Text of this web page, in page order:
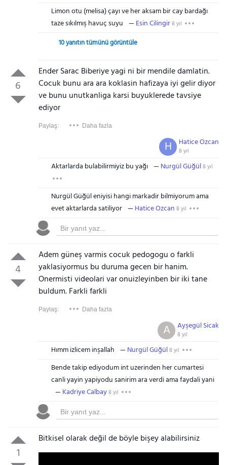
Limon otu (melisa) çayı ve her aksam bir cay bardağı
taze sıkılmış havuç suyu
Esin Cilingir8 yıl
10 yanıtın tümünü görüntüle
6
Ender Sarac Biberiye yagi ni bir mendile damlatin.
Cocuk bunu ara ara koklasin hafizaya iyi gelir diyor
ve bunu unutkanliga karsi buyuklerede tavsiye
ediyor
Paylaş: Daha fazla
Hatice Ozcan
8 yıl
H
Aktarlarda bulabilirmiyiz bu yağı Nurgül Güğül8 yıl
Nurgül Güğül eniyisi hangi markadir bilmiyorum ama
evet aktarlarda satiliyor
Hatice Ozcan 8 yıl
4
Adem güneş varmis cocuk pedogogu o farkli
yaklasiyormus bu duruma gecen bir hanim.
Onermisti videolari var onuizleyinben bir iki tane
buldum. Farkli farkli
Paylaş: Daha fazla
Ayşegül Sicak
8 yıl
A
Hımm izlicem inşallah Nurgül Güğül8 yıl
Bende takip ediyodum int uzerinden her cumartesi
canli yayin yapiyodu sanirim ara verdi ama faydali yani
Kadriye Calbay8 yıl
1
Bitkisel olarak değil de böyle bişey alabilirsiniz